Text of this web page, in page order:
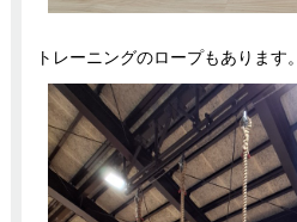
トレーニングのロープもあります。